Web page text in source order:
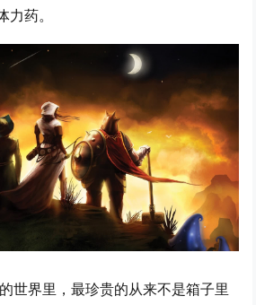
药。
世界里，最珍贵的从来不是箱子里